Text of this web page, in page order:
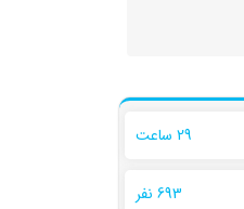
29 ساعت
693 نفر